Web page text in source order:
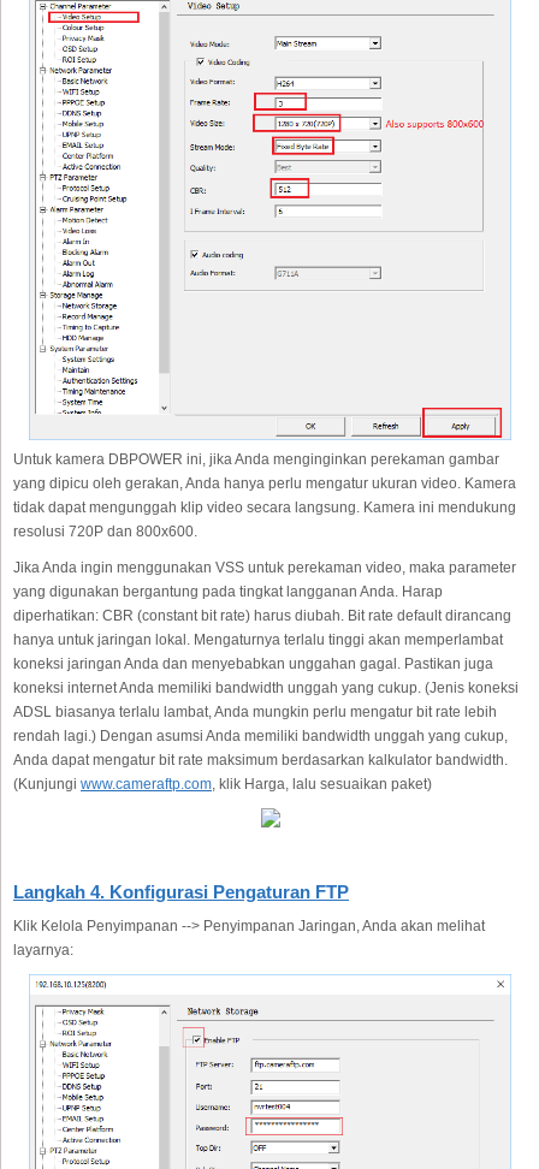
Untuk kamera DBPOWER ini, jika Anda menginginkan perekaman gambar
yang dipicu oleh gerakan, Anda hanya perlu mengatur ukuran video. Kamera
tidak dapat mengunggah klip video secara langsung. Kamera ini mendukung
resolusi 720P dan 800x600.
Jika Anda ingin menggunakan VSS untuk perekaman video, maka parameter
yang digunakan bergantung pada tingkat langganan Anda. Harap
diperhatikan: CBR (constant bit rate) harus diubah. Bit rate default dirancang
hanya untuk jaringan lokal. Mengaturnya terlalu tinggi akan memperlambat
koneksi jaringan Anda dan menyebabkan unggahan gagal. Pastikan juga
koneksi internet Anda memiliki bandwidth unggah yang cukup. (Jenis koneksi
ADSL biasanya terlalu lambat, Anda mungkin perlu mengatur bit rate lebih
rendah lagi.) Dengan asumsi Anda memiliki bandwidth unggah yang cukup,
Anda dapat mengatur bit rate maksimum berdasarkan kalkulator bandwidth.
(Kunjungi www.cameraftp.com, klik Harga, lalu sesuaikan paket)
Langkah 4. Konfigurasi Pengaturan FTP
Klik Kelola Penyimpanan --> Penyimpanan Jaringan, Anda akan melihat
layarnya: